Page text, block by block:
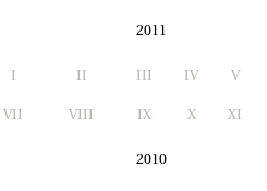
2011
I II III IV V
VII VIII IX X XI
2010